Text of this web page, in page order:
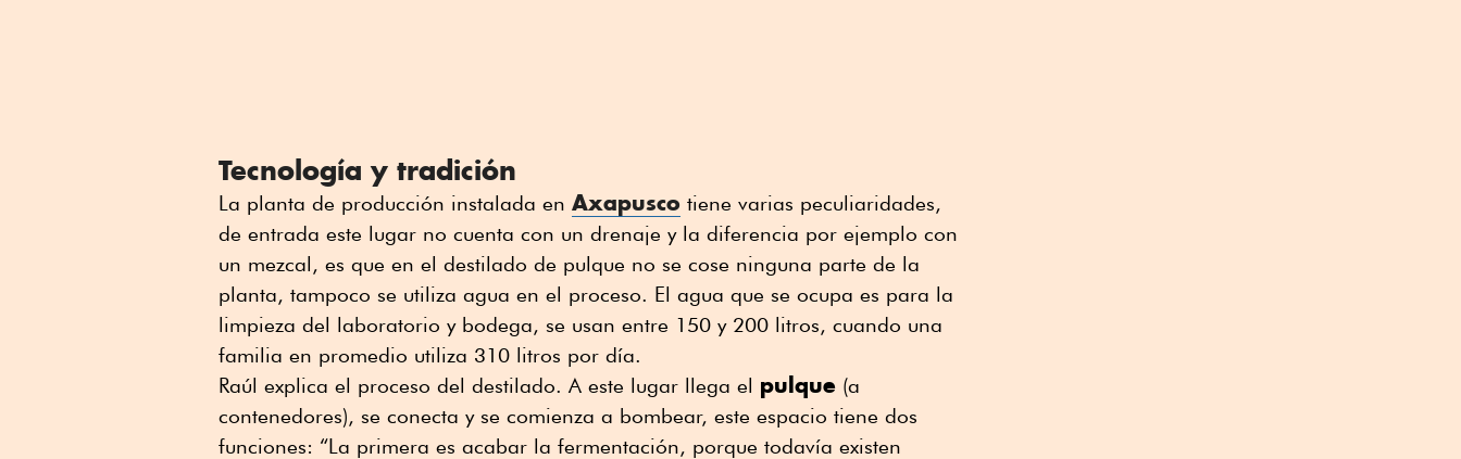
Tecnología y tradición
La planta de producción instalada en Axapusco tiene varias peculiaridades,
de entrada este lugar no cuenta con un drenaje y la diferencia por ejemplo con
un mezcal, es que en el destilado de pulque no se cose ninguna parte de la
planta, tampoco se utiliza agua en el proceso. El agua que se ocupa es para la
limpieza del laboratorio y bodega, se usan entre 150 y 200 litros, cuando una
familia en promedio utiliza 310 litros por día.
Raúl explica el proceso del destilado. A este lugar llega el pulque (a
contenedores), se conecta y se comienza a bombear, este espacio tiene dos
funciones: “La primera es acabar la fermentación, porque todavía existen